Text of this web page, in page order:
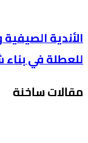
الأندية
للعطلة في
مقالات ساخنة